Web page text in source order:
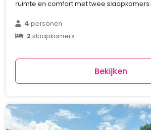
ruimte en comfort met twee slaapkamers.
4personen
2slaapkamers
Bekijken